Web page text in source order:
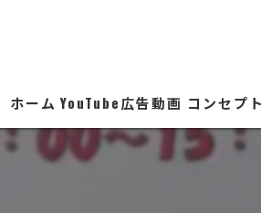
ホーム YouTube広告動画 コンセプト